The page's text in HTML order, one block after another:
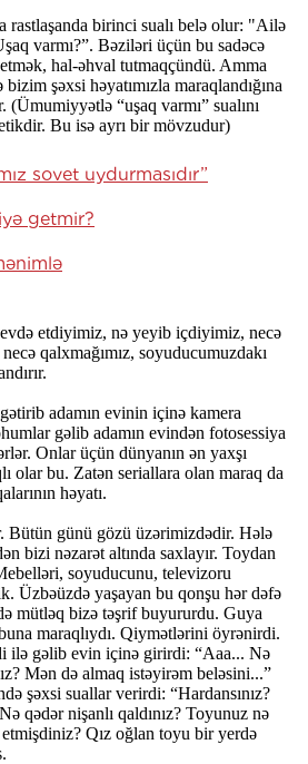
rastlaşanda birinci sualı belə olur: "Ailə
varmı?”. Bəziləri üçün bu sadəcə
hal-əhval tutmaqçündü. Amma
şəxsi həyatımızla maraqlandığına
(Ümumiyyətlə “uşaq varmı” sualını
Bu isə ayrı bir mövzudur)
sovet uydurmasıdır”
getmir?
etdiyimiz, nə yeyib içdiyimiz, necə
qalxmağımız, soyuducumuzdakı
adamın evinin içinə kamera
gəlib adamın evindən fotosessiya
Onlar üçün dünyanın ən yaxşı
olar bu. Zatən seriallara olan maraq da
həyatı.
Bütün günü gözü üzərimizdədir. Hələ
bizi nəzarət altında saxlayır. Toydan
soyuducunu, televizoru
Üzbəüzdə yaşayan bu qonşu hər dəfə
mütləq bizə təşrif buyururdu. Guya
maraqlıydı. Qiymətlərini öyrənirdi.
ilə gəlib evin içinə girirdi: “Aaa... Nə
Mən də almaq istəyirəm beləsini...”
şəxsi suallar verirdi: “Hardansınız?
qədər nişanlı qaldınız? Toyunuz nə
etmişdiniz? Qız oğlan toyu bir yerdə